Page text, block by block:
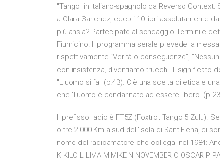
"Tango" in italiano-spagnolo da Reverso
a Clara Sanchez, ecco i 10 libri assolutamente
più ansia? Partecipate al sondaggio Termini e
Fiumicino. Il programma serale prevede la
rispettivamente “Verità o conseguenze”,
con insistenza, diventiamo trucchi. Il significato
"L'uomo si fa" (p.43). C'è una scelta di etica e
che "l'uomo è condannato ad essere libero"
Il prefisso radio è FT5Z (Foxtrot Tango 5 Zulu).
oltre 2.000 Km a sud dell'isola di Sant'Elena, ci
nome del radioamatore che collegai nel 1984:
K KILO L LIMA M MIKE N NOVEMBER O OSCAR P